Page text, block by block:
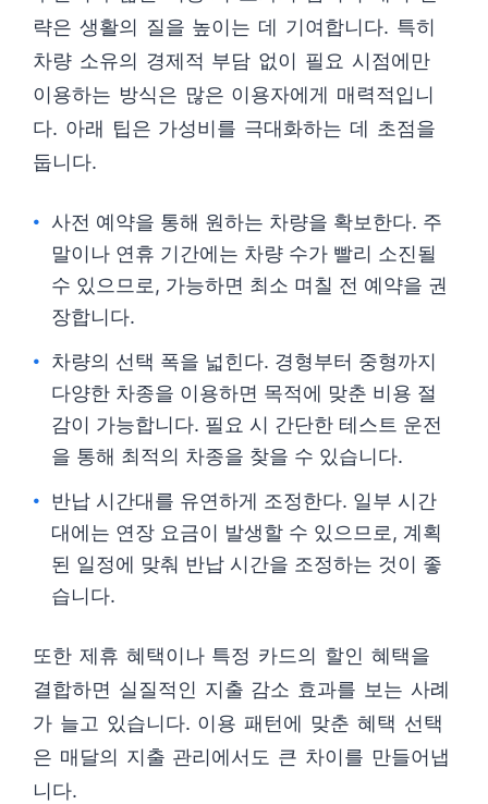
략은 생활의 질을 높이는 데 기여합니다. 특히
차량 소유의 경제적 부담 없이 필요 시점에만
이용하는 방식은 많은 이용자에게 매력적입니
다. 아래 팁은 가성비를 극대화하는 데 초점을
둡니다.
사전 예약을 통해 원하는 차량을 확보한다. 주
말이나 연휴 기간에는 차량 수가 빨리 소진될
수 있으므로, 가능하면 최소 며칠 전 예약을 권
장합니다.
차량의 선택 폭을 넓힌다. 경형부터 중형까지
다양한 차종을 이용하면 목적에 맞춘 비용 절
감이 가능합니다. 필요 시 간단한 테스트 운전
을 통해 최적의 차종을 찾을 수 있습니다.
반납 시간대를 유연하게 조정한다. 일부 시간
대에는 연장 요금이 발생할 수 있으므로, 계획
된 일정에 맞춰 반납 시간을 조정하는 것이 좋
습니다.
또한 제휴 혜택이나 특정 카드의 할인 혜택을
결합하면 실질적인 지출 감소 효과를 보는 사례
가 늘고 있습니다. 이용 패턴에 맞춘 혜택 선택
은 매달의 지출 관리에서도 큰 차이를 만들어냅
니다.